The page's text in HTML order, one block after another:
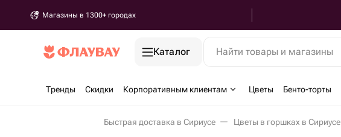
Магазины в 1300+ городах
Каталог Найти товары и магазины
Тренды Скидки Корпоративным клиентам Цветы Бенто-торты
Быстрая доставка в Сириусе Цветы в горшках в Сириусе